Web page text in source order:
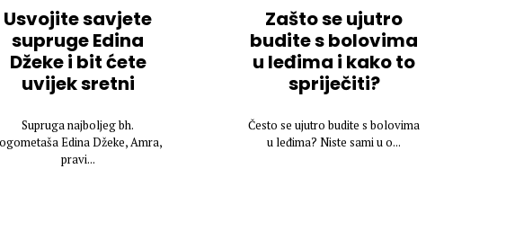
Usvojite savjete
supruge Edina
Džeke i bit ćete
uvijek sretni
Supruga najboljeg bh.
Edina Džeke, Amra,
pravi...
Zašto se ujutro
budite s bolovima
u leđima i kako to
spriječiti?
Često se ujutro budite s bolovima
u leđima? Niste sami u o...